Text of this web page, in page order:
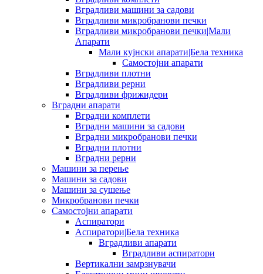
Вградливи машини за садови
Вградливи микробранови печки
Вградливи микробранови печки|Мали
Апарати
Мали кујнски апарати|Бела техника
Самостојни апарати
Вградливи плотни
Вградливи рерни
Вградливи фрижидери
Вградни апарати
Вградни комплети
Вградни машини за садови
Вградни микробранови печки
Вградни плотни
Вградни рерни
Машини за перење
Машини за садови
Машини за сушење
Микробранови печки
Самостојни апарати
Аспиратори
Аспиратори|Бела техника
Вградливи апарати
Вградливи аспиратори
Вертикални замрзнувачи